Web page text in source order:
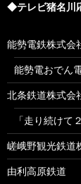
◆テレビ猪名川
能勢電鉄株式会
能勢電おでん
北条鉄道株式会
「走り続けて
嵯峨野観光鉄道
由利高原鉄道